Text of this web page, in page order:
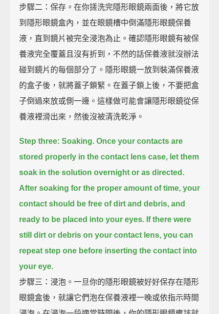
步驟二：保存。在你搓洗完隱形眼鏡兩面後，將它放
到隱形眼鏡盒內，並在眼鏡槽中倒滿隱形眼鏡保養
液，直到鏡片被完全浸泡為止。確認隱形眼鏡有被保
養液完全覆蓋且沒有折到，不然的話保養液就沒辦法
碰到鏡片的每個部分了。隱形眼鏡一放到裝滿保養液
的盒子後，就將蓋子鎖緊。在蓋子鎖上後，不要把盒
子倒過來放或側一邊。這樣做可能會讓隱形眼鏡從保
養液裡滑出來，然後沒被清洗乾淨。
Step three: Soaking. Once your contacts are
stored properly in the contact lens case, let them
soak in the solution overnight or as directed.
After soaking for the proper amount of time, your
contact should be free of dirt and debris, and
ready to be placed into your eyes. If there were
still dirt or debris on your contact lens, you can
repeat step one before inserting the contact into
your eye.
步驟三：浸泡。一旦你的隱形眼鏡被好好保存在隱形
眼鏡盒後，就讓它們泡在保養液裡一晚或依指示時間